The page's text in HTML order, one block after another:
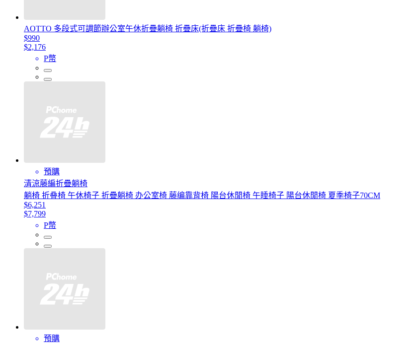
AOTTO 多段式可調節辦公室午休折疊躺椅 折疊床(折疊床 折疊椅 躺椅)
$990
$2,176
P幣
預購
清涼藤編折疊躺椅
躺椅 折叠椅 午休椅子 折疊躺椅 办公室椅 藤编靠背椅 陽台休閒椅 午睡椅子 陽台休閒椅 夏季椅子70CM
$6,251
$7,799
P幣
預購